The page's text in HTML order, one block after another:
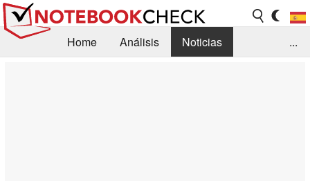
Home Análisis
Noticias
...